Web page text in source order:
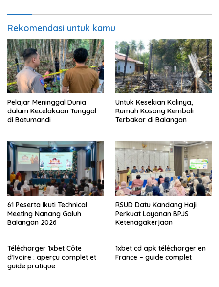
Rekomendasi untuk kamu
Pelajar Meninggal Dunia
dalam Kecelakaan Tunggal
di Batumandi
Untuk Kesekian Kalinya,
Rumah Kosong Kembali
Terbakar di Balangan
61 Peserta Ikuti Technical
Meeting Nanang Galuh
Balangan 2026
RSUD Datu Kandang Haji
Perkuat Layanan BPJS
Ketenagakerjaan
Télécharger 1xbet Côte
d’Ivoire : aperçu complet et
guide pratique
1xbet cd apk télécharger en
France – guide complet